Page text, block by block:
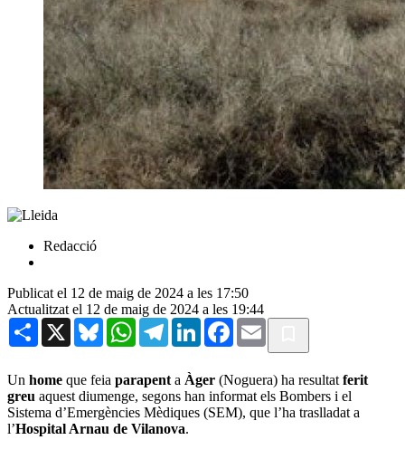
Redacció
Publicat el 12 de maig de 2024 a les 17:50
Actualitzat el 12 de maig de 2024 a les 19:44
Share X BlueskyWhatsAppTelegramLinkedInFacebook
Email
Un home que feia parapent a Àger (Noguera) ha resultat ferit
greu aquest diumenge, segons han informat els Bombers i el
Sistema d’Emergències Mèdiques (SEM), que l’ha traslladat a
l’Hospital Arnau de Vilanova.